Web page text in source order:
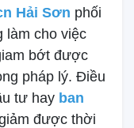
Hải Sơn phối
làm cho việc
bớt được
pháp lý. Điều
tư hay ban
được thời